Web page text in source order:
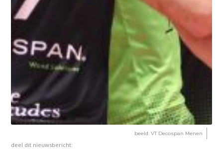
beeld: VT Decospan Menen
deel dit nieuwsbericht: